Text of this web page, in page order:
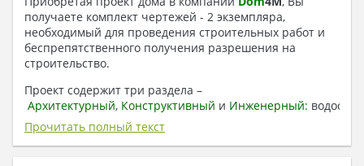
получаете комплект чертежей - 2 экземпляра,
необходимый для проведения строительных работ и
беспрепятственного получения разрешения на
строительство.
Проект содержит три раздела –
Архитектурный, Конструктивный и Инженерный:
отопление, вентиляция, канализация,
электроснабжение (приобретается за дополнительную
плату) + Пояснительная записка.
Прочитать полный текст